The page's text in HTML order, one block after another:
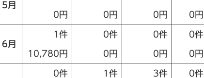
5月
0円 0円 0円 0円
6月
1件
10,780円
0件
0円
0件
0円
0件
0円
0件 1件 3件 0件